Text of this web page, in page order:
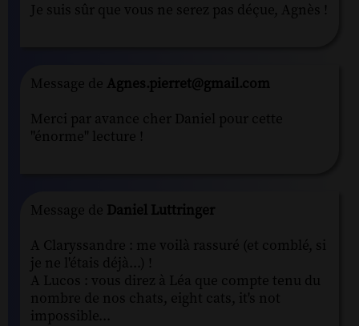
Je suis sûr que vous ne serez pas déçue, Agnès !
Message de Agnes.pierret@gmail.com
Merci par avance cher Daniel pour cette
"énorme" lecture !
Message de Daniel Luttringer
A Claryssandre : me voilà rassuré (et comblé, si
je ne l'étais déjà...) !
A Lucos : vous direz à Léa que compte tenu du
nombre de nos chats, eight cats, it's not
impossible...